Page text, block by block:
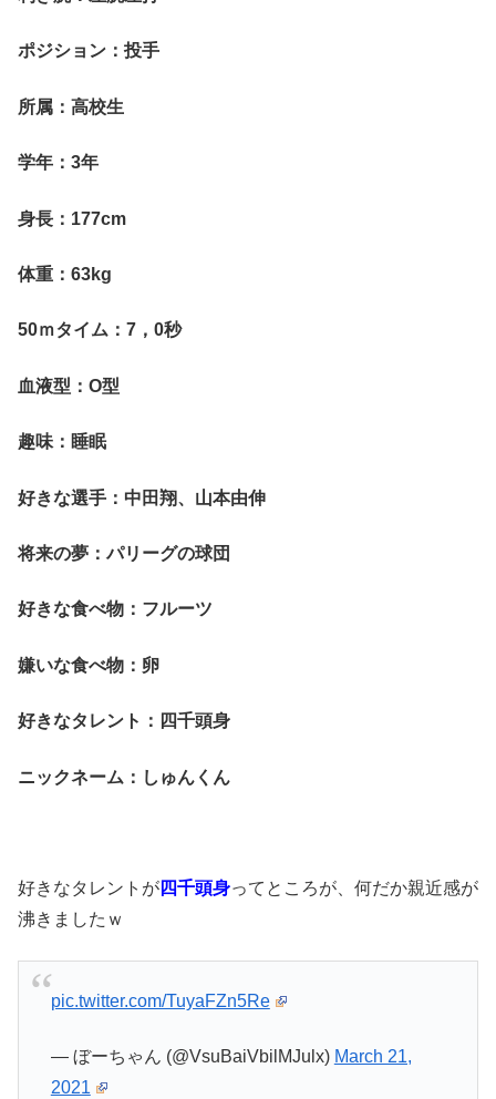
ポジション：投手
所属：高校生
学年：3年
身長：177cm
体重：63kg
50ｍタイム：7，0秒
血液型：O型
趣味：睡眠
好きな選手：中田翔、山本由伸
将来の夢：パリーグの球団
好きな食べ物：フルーツ
嫌いな食べ物：卵
好きなタレント：四千頭身
ニックネーム：しゅんくん
好きなタレントが四千頭身ってところが、何だか親近感が
沸きましたｗ
pic.twitter.com/TuyaFZn5Re
— ぼーちゃん (@VsuBaiVbilMJulx) March 21,
2021